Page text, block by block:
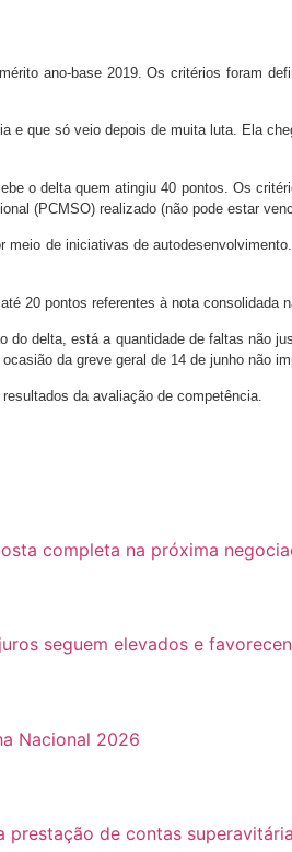
ano-base 2019. Os critérios foram
e que só veio depois de muita luta. Ela
o delta quem atingiu 40 pontos. Os
(PCMSO) realizado (não pode estar
de iniciativas de
20 pontos referentes à nota consolidada
do delta, está a quantidade de faltas
da greve geral de 14 de junho não
da avaliação de competência.
completa na próxima
seguem elevados e
Nacional 2026
prestação de contas